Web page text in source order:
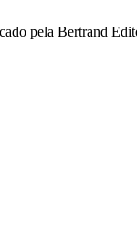
pela Bertrand